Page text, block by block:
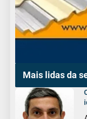
Mais lidas da